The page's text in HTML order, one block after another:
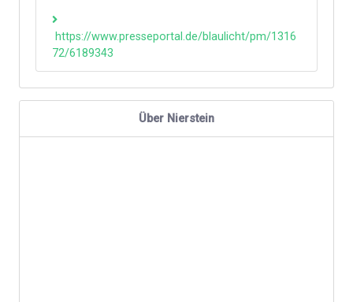
https://www.presseportal.de/blaulicht/pm/1316
72/6189343
Über Nierstein